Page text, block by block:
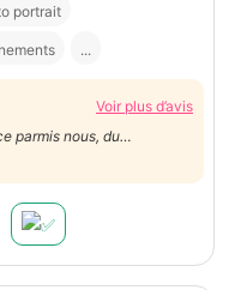
portrait
...
Voir plus d’avis
parmis nous, du
fosses. Dans votre
la futurs mariée vous